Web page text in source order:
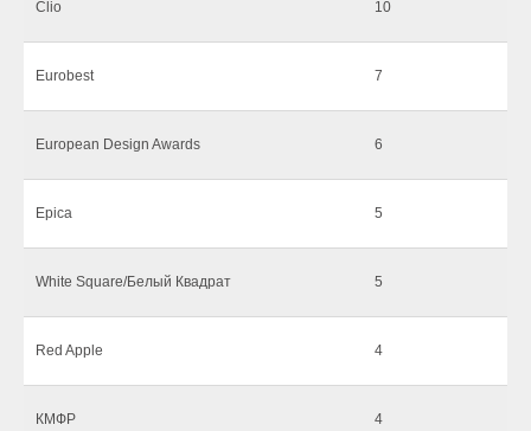
Clio 10
Eurobest 7
European Design Awards 6
Epica 5
White Square/Белый Квадрат 5
Red Apple 4
КМФР 4